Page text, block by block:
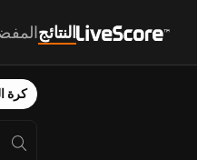
النتائج
كرة